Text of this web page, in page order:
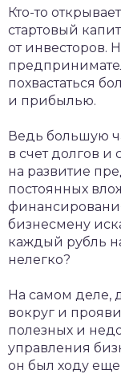
Кто-то
стартовый
от инвесторов.
похвастаться
и прибылью.
Ведь большую
в счет долгов
на развитие
постоянных
бизнесмену
каждый рубль
нелегко?
На самом деле,
вокруг и
полезных и
управления
он был ходу еще